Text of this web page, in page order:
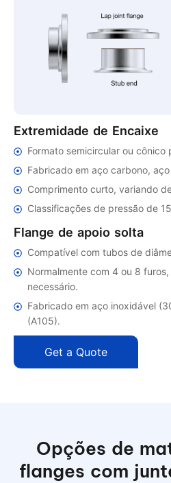
Extremidade de Encaixe
Formato semicircular ou cônico
Fabricado em aço carbono,
Comprimento curto, variando
Classificações de pressão de
Flange de apoio solta
Compatível com tubos de
Normalmente com 4 ou 8
necessário.
Fabricado em aço inoxidável
(A105).
Get a Quote
Opções de
flanges com